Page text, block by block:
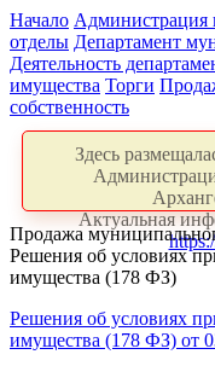
Начало Администрация
отделы Департамент
Деятельность
имущества Торги
собственность
Здесь
Актуальная
Продажа
Решения об условиях
имущества (178 ФЗ)
Решения об условиях
имущества (178 ФЗ) от